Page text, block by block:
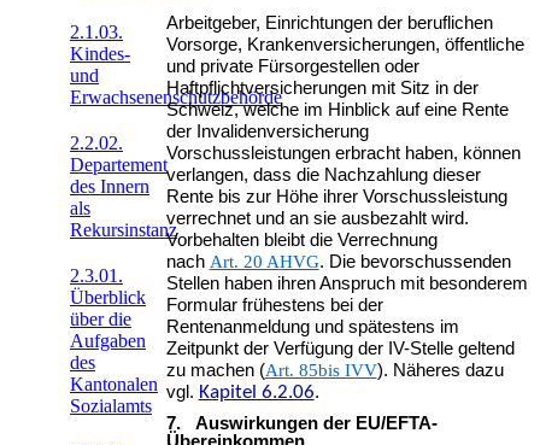
2.1.03.
Kindes-
und
Erwachsenenschutzbehörde
2.2.02.
Departement
des Innern
als
Rekursinstanz
2.3.01.
Überblick
über die
Aufgaben
des
Kantonalen
Sozialamts
Arbeitgeber, Einrichtungen der beruflichen
Vorsorge, Krankenversicherungen, öffentliche
und private Fürsorgestellen oder
Haftpflichtversicherungen mit Sitz in der
Schweiz, welche im Hinblick auf eine Rente
der Invalidenversicherung
Vorschussleistungen erbracht haben, können
verlangen, dass die Nachzahlung dieser
Rente bis zur Höhe ihrer Vorschussleistung
verrechnet und an sie ausbezahlt wird.
Vorbehalten bleibt die Verrechnung
nach Art. 20 AHVG. Die bevorschussenden
Stellen haben ihren Anspruch mit besonderem
Formular frühestens bei der
Rentenanmeldung und spätestens im
Zeitpunkt der Verfügung der IV-Stelle geltend
zu machen (Art. 85bis IVV). Näheres dazu
vgl. Kapitel 6.2.06.
7. Auswirkungen der EU/EFTA-